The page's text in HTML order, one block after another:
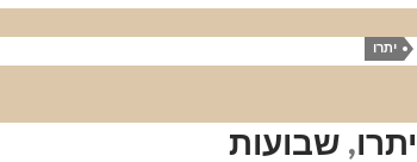
יתרו
יתרו, שבועות